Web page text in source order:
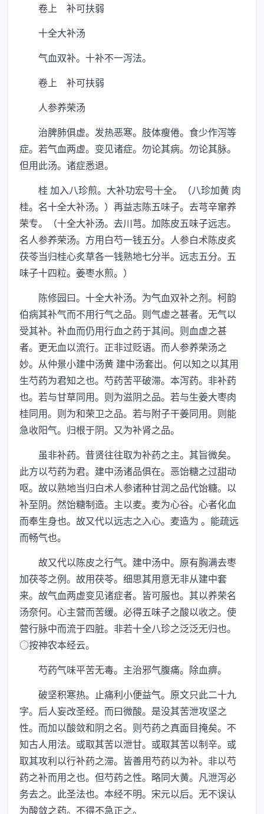
卷上 补可扶弱
十全大补汤
气血双补。十补不一泻法。
卷上 补可扶弱
人参养荣汤
治脾肺俱虚。发热恶寒。肢体瘦倦。食少作泻等
症。若气血两虚。变见诸症。勿论其病。勿论其脉。
但用此汤。诸症悉退。
桂 加入八珍煎。大补功宏号十全。（八珍加黄 肉
桂。名十全大补汤。）再益志陈五味子。去芎辛窜养
荣专。（十全大补汤。去川芎。加陈皮五味子远志。
名人参养荣汤。方用白芍一钱五分。人参白术陈皮炙
茯苓当归桂心炙草各一钱熟地七分半。远志五分。五
味子十四粒。姜枣水煎。）
陈修园曰。十全大补汤。为气血双补之剂。柯韵
伯病其补气而不用行气之品。则气虚之甚者。无气以
受其补。补血而仍用行血之药于其间。则血虚之甚
者。更无血以流行。正非过贬语。而人参养荣汤之
妙。从仲景小建中汤黄 建中汤套出。何以知之以其用
生芍药为君知之也。芍药苦平破滞。本泻药。非补药
也。若与甘草同用。则为滋阴之品。若与生姜大枣肉
桂同用。则为和荣卫之品。若与附子干姜同用。则能
急收阳气。归根于阴。又为补肾之品。
虽非补药。昔贤往往取为补药之主。其旨微矣。
此方以芍药为君。建中汤诸品俱在。恶饴糖之过甜动
呕。故以熟地当归白术人参诸种甘润之品代饴糖。以
补至阴。然饴糖制造。主以麦。麦为心谷。心者化血
而奉生身也。故又代以远志之入心。麦造为 。能疏远
而畅气也。
故又代以陈皮之行气。建中汤中。原有胸满去枣
加茯苓之例。故用茯苓。细思其用意无非从建中套
来。故气血两虚变见诸症者。皆可服也。其以养荣名
汤奈何。心主营而苦缓。必得五味子之酸以收之。使
营行脉中而流于四脏。非若十全八珍之泛泛无归也。
○按神农本经云。
芍药气味平苦无毒。主治邪气腹痛。除血痹。
破坚积寒热。止痛利小便益气。原文只此二十九
字。后人妄改圣经。而曰微酸。是没其苦泄攻坚之
性。而加以酸敛和阴之名。则芍药之真面目掩矣。不
知古人用法。或取其苦以泄甘。或取其苦以制辛。或
取其攻利以行补药之滞。皆善用芍药以为补。非以芍
药之补而用之也。但芍药之性。略同大黄。凡泄泻必
务去之。此圣法也。本经不明。宋元以后。无不误认
为酸敛之药。不得不急正之。